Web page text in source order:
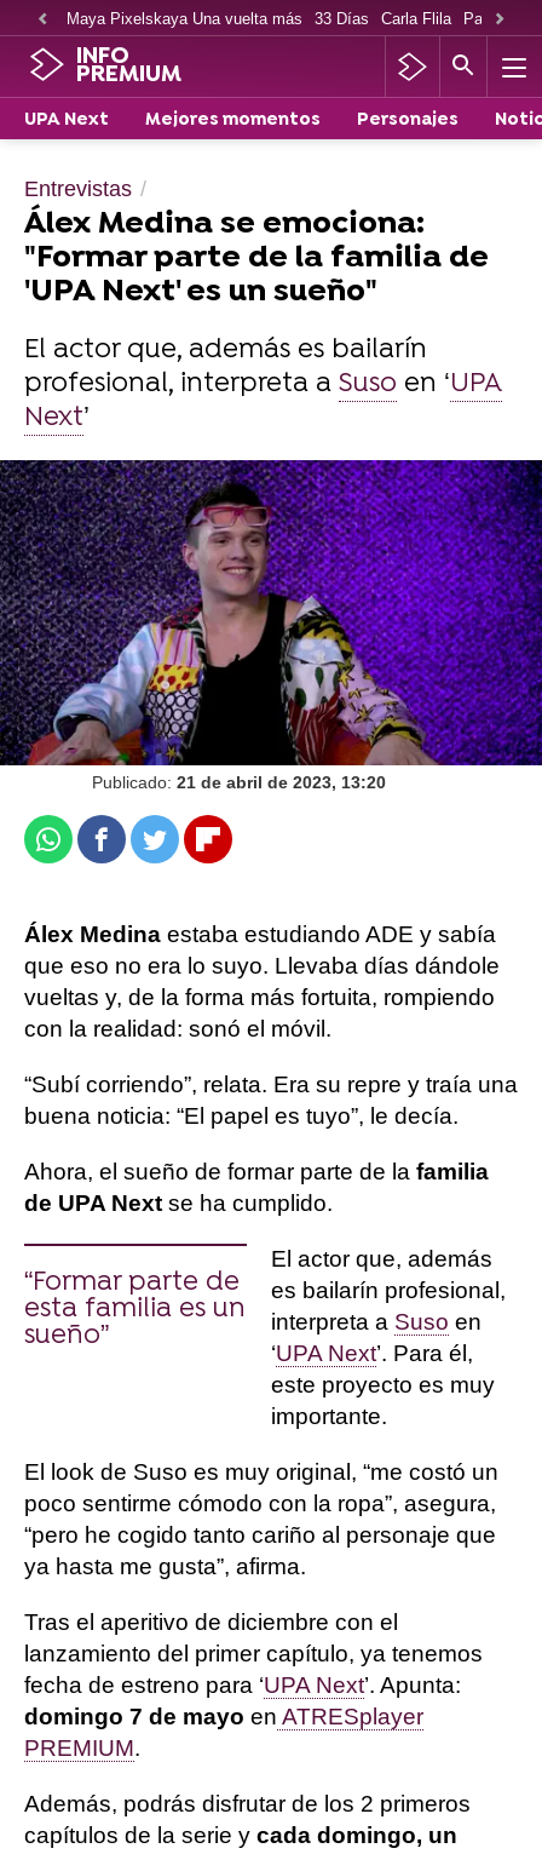
Maya Pixelskaya Una vuelta más 33 Días Carla Flila Paco
INFO
PREMIUM
UPA Next Mejores momentos Personajes
Entrevistas
Álex Medina se emociona:
"Formar parte de la familia de
'UPA Next' es un sueño"
El actor que, además es bailarín
profesional, interpreta a Suso en ‘UPA
Next’
Descubre el tráiler oficial y las nuevas tramas
de 'UPA Next'
Sandra Lázaro
Publicado: 21 de abril de 2023, 13:20
WhatsappFacebook
TwitterFlipboard
Álex Medina estaba estudiando ADE y sabía
que eso no era lo suyo. Llevaba días dándole
vueltas y, de la forma más fortuita, rompiendo
con la realidad: sonó el móvil.
“Subí corriendo”, relata. Era su repre y traía una
buena noticia: “El papel es tuyo”, le decía.
Ahora, el sueño de formar parte de la familia
de UPA Next se ha cumplido.
“Formar parte de
esta familia es un
sueño”
El actor que, además
es bailarín profesional,
interpreta a Suso en
‘UPA Next’. Para él,
este proyecto es muy
importante.
El look de Suso es muy original, “me costó un
poco sentirme cómodo con la ropa”, asegura,
“pero he cogido tanto cariño al personaje que
ya hasta me gusta”, afirma.
Tras el aperitivo de diciembre con el
lanzamiento del primer capítulo, ya tenemos
fecha de estreno para ‘UPA Next’. Apunta:
domingo 7 de mayo en ATRESplayer
PREMIUM.
Además, podrás disfrutar de los 2 primeros
capítulos de la serie y cada domingo, un